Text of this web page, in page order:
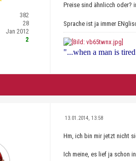
382
28
Jan 2012
2
Preise sind ähnlicch oder?
Sprache ist ja immer
"...when a man is
13.01.2014, 13:58
Hm, ich bin mir jetzt nicht
Ich meine, es lief ja schon